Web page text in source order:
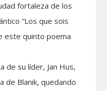
fortaleza de los
“Los que sois
este quinto poema
de su líder, Jan Hus,
de Blanik, quedando